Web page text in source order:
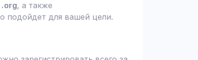
.org, а также
подойдет для вашей цели.